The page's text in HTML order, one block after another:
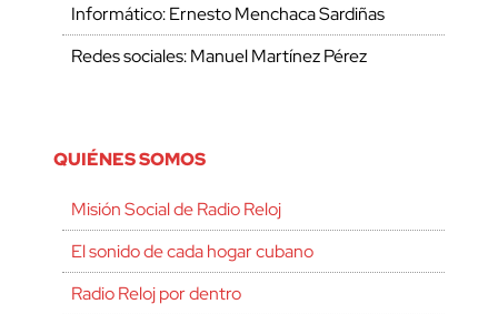
Informático: Ernesto Menchaca Sardiñas
Redes sociales: Manuel Martínez Pérez
QUIÉNES SOMOS
Misión Social de Radio Reloj
El sonido de cada hogar cubano
Radio Reloj por dentro